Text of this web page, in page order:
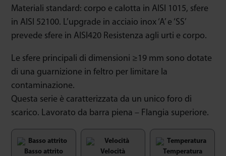
Materiali standard: corpo e calotta in AISI 1015, sfere
in AISI 52100. L’upgrade in acciaio inox ‘A’ e ‘SS’
prevede sfere in AISI420 Resistenza agli urti e corpo.
Le sfere principali di dimensioni ≥19 mm sono dotate
di una guarnizione in feltro per limitare la
contaminazione.
Questa serie è caratterizzata da un unico foro di
scarico. Lavorato da barra piena – Flangia superiore.
Basso attrito
Velocità
Temperatura